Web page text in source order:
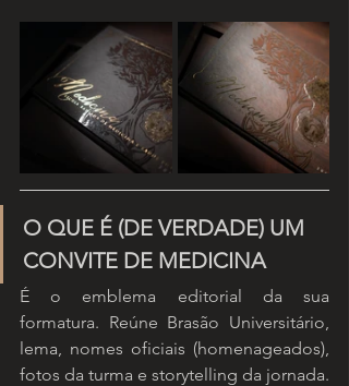
O QUE É (DE VERDADE) UM
CONVITE DE MEDICINA
É o emblema editorial da sua
formatura. Reúne Brasão Universitário,
lema, nomes oficiais (homenageados),
fotos da turma e storytelling da jornada.